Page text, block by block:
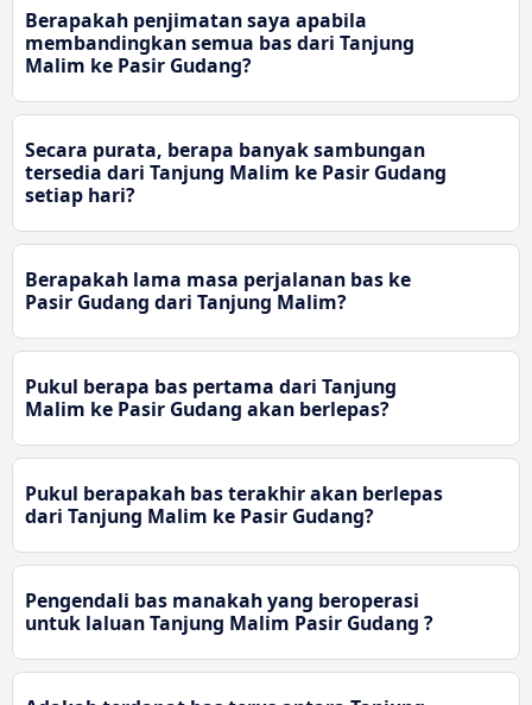
Berapakah penjimatan saya apabila
membandingkan semua bas dari Tanjung
Malim ke Pasir Gudang?
Secara purata, berapa banyak sambungan
tersedia dari Tanjung Malim ke Pasir Gudang
setiap hari?
Berapakah lama masa perjalanan bas ke
Pasir Gudang dari Tanjung Malim?
Pukul berapa bas pertama dari Tanjung
Malim ke Pasir Gudang akan berlepas?
Pukul berapakah bas terakhir akan berlepas
dari Tanjung Malim ke Pasir Gudang?
Pengendali bas manakah yang beroperasi
untuk laluan Tanjung Malim Pasir Gudang ?